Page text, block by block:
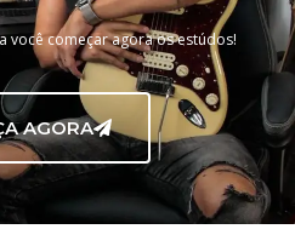
você começar agora os estúdos!
AGORA